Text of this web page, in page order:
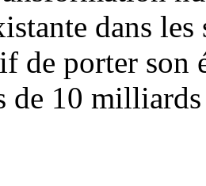
dans
de porter son
de 10